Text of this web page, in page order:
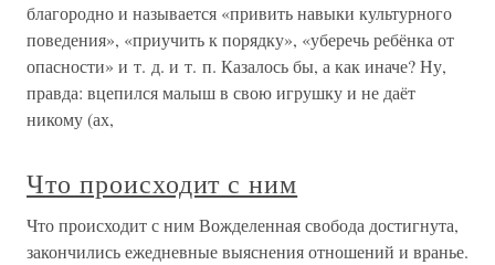
благородно и называется «привить навыки культурного
поведения», «приучить к порядку», «уберечь ребёнка от
опасности» и т. д. и т. п. Казалось бы, а как иначе? Ну,
правда: вцепился малыш в свою игрушку и не даёт
никому (ах,
Что происходит с ним
Что происходит с ним Вожделенная свобода достигнута,
закончились ежедневные выяснения отношений и вранье.